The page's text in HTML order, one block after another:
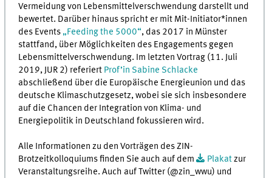
Vermeidung von Lebensmittelverschwendung darstellt und
bewertet. Darüber hinaus spricht er mit Mit-Initiator*innen
des Events „Feeding the 5000“, das 2017 in Münster
stattfand, über Möglichkeiten des Engagements gegen
Lebensmittelverschwendung. Im letzten Vortrag (11. Juli
2019, JUR 2) referiert Prof’in Sabine Schlacke
abschließend über die Europäische Energieunion und das
deutsche Klimaschutzgesetz, wobei sie sich insbesondere
auf die Chancen der Integration von Klima- und
Energiepolitik in Deutschland fokussieren wird.
Alle Informationen zu den Vorträgen des ZIN-
Brotzeitkolloquiums finden Sie auch auf dem
Plakatzur
Veranstaltungsreihe. Auch auf Twitter (@zin_wwu) und